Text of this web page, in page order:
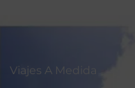
Viajes A Medida